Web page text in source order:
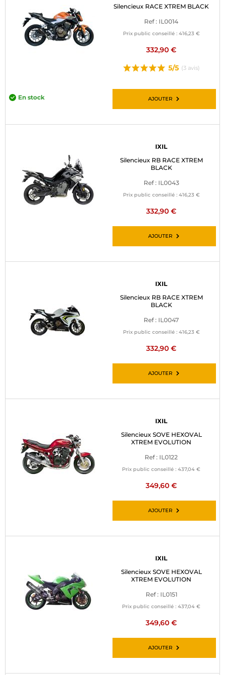
Silencieux RACE XTREM BLACK
Ref : IL0014
Prix public conseillé : 416,23 €
332,90 €
5/5 (3 avis)
En stock AJOUTER
IXIL
Silencieux RB RACE XTREM
BLACK
Ref : IL0043
Prix public conseillé : 416,23 €
332,90 €
AJOUTER
IXIL
Silencieux RB RACE XTREM
BLACK
Ref : IL0047
Prix public conseillé : 416,23 €
332,90 €
AJOUTER
IXIL
Silencieux SOVE HEXOVAL
XTREM EVOLUTION
Ref : IL0122
Prix public conseillé : 437,04 €
349,60 €
AJOUTER
IXIL
Silencieux SOVE HEXOVAL
XTREM EVOLUTION
Ref : IL0151
Prix public conseillé : 437,04 €
349,60 €
AJOUTER